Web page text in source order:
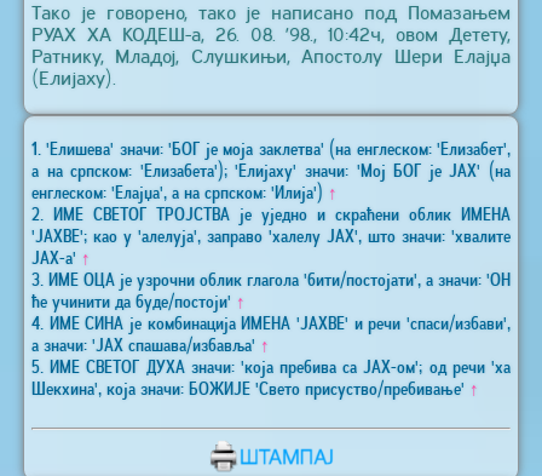
Тако је говорено, тако је написано под Помазањем
РУАХ ХА КОДЕШ-а, 26. 08. ’98., 10:42ч, овом Детету,
Ратнику, Младој, Слушкињи, Апостолу Шери Елајџа
(Елијаху).
1. 'Елишева' значи: 'БОГ је моја заклетва' (на енглеском: 'Елизабет',
а на српском: 'Елизабета'); 'Елијаху' значи: 'Мој БОГ је ЈАХ' (на
енглеском: 'Елајџа', а на српском: 'Илија') ↑
2. ИМЕ СВЕТОГ ТРОЈСТВА је уједно и скраћени облик ИМЕНА
'ЈАХВЕ'; као у 'алелуја', заправо 'халелу ЈАХ', што значи: 'хвалите
ЈАХ-а' ↑
3. ИМЕ ОЦА је узрочни облик глагола 'бити/постојати', а значи: 'ОН
ће учинити да буде/постоји' ↑
4. ИМЕ СИНА је комбинација ИМЕНА 'ЈАХВЕ' и речи 'спаси/избави',
а значи: 'ЈАХ спашава/избавља' ↑
5. ИМЕ СВЕТОГ ДУХА значи: 'која пребива са ЈАХ-ом'; од речи 'ха
Шекхина', која значи: БОЖИЈЕ 'Свето присуство/пребивање' ↑